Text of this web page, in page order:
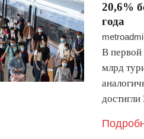
20,6%
года
В первой
млрд